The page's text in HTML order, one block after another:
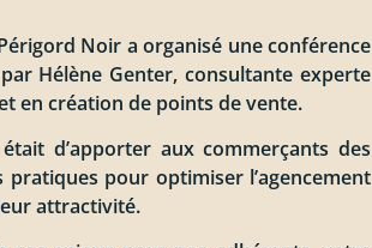
Noir a organisé une conférence
Hélène Genter, consultante experte
en création de points de vente.
d’apporter aux commerçants des
pour optimiser l’agencement
attractivité.